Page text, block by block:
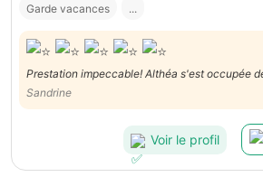
Garde vacances ...
Prestation impeccable! Althéa s'est occupée
fils, ainsi que des poissons, de la tortue, du
Disponible, agréable, très bon contact. A
Sandrine
Voir le profil